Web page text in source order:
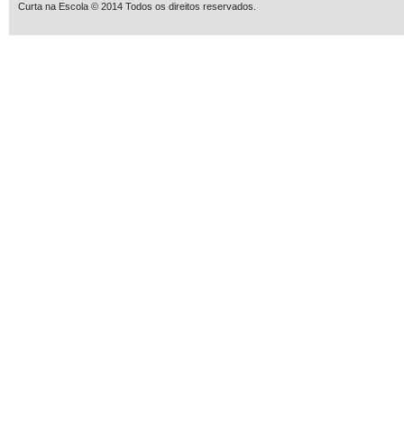
Curta na Escola © 2014 Todos os direitos reservados.